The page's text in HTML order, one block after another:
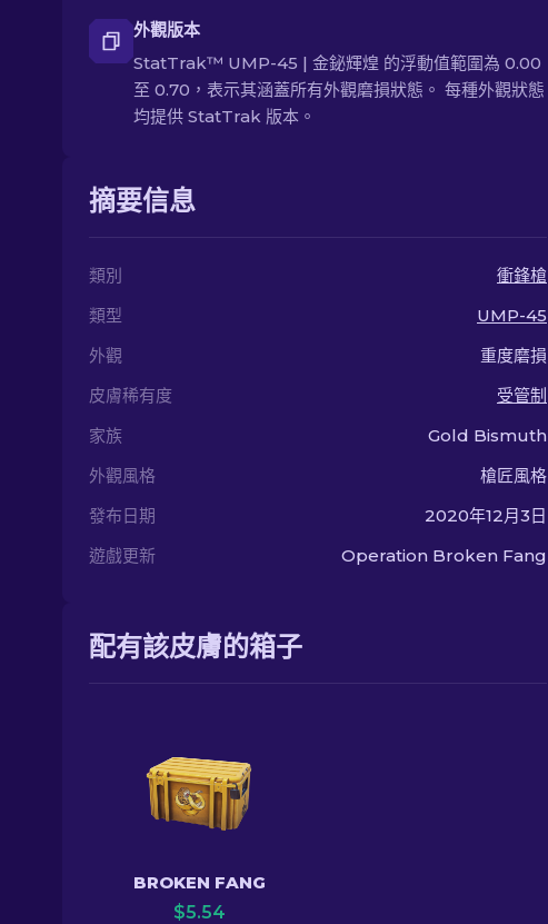
外觀版本
StatTrak™ UMP-45 | 金鉍輝煌 的浮動值範圍為 0.00
至 0.70，表示其涵蓋所有外觀磨損狀態。 每種外觀狀態
均提供 StatTrak 版本。
摘要信息
類別
衝鋒槍
類型
UMP-45
外觀
重度磨損
皮膚稀有度
受管制
家族
Gold Bismuth
外觀風格
槍匠風格
發布日期
2020年12月3日
遊戲更新
Operation Broken Fang
配有該皮膚的箱子
BROKEN FANG
$5.54